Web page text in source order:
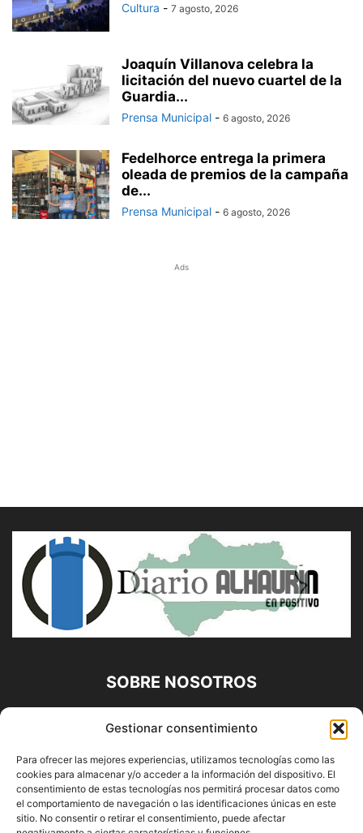
Gestionar consentimiento
Para ofrecer las mejores experiencias, utilizamos tecnologías como las
cookies para almacenar y/o acceder a la información del dispositivo. El
consentimiento de estas tecnologías nos permitirá procesar datos como
el comportamiento de navegación o las identificaciones únicas en este
sitio. No consentir o retirar el consentimiento, puede afectar
Cultura - 7 agosto, 2026
Joaquín Villanova celebra la
licitación del nuevo cuartel de la
Guardia...
Prensa Municipal - 6 agosto, 2026
Fedelhorce entrega la primera
oleada de premios de la campaña
de...
Prensa Municipal - 6 agosto, 2026
Ads
SOBRE NOSOTROS
Diario Alhaurín (www.alhaurindelatorre.com) Propiedad de
Francisco E. López López | 639 95 71 95 | Noticias de
Alhaurín de la Torre, Málaga y Provincia|
Contáctanos:info@alhaurindelatorre.com